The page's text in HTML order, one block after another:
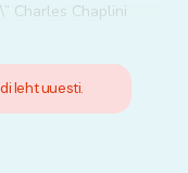
Charles Chaplini
leht uuesti.